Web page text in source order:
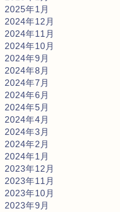
2025年1月
2024年12月
2024年11月
2024年10月
2024年9月
2024年8月
2024年7月
2024年6月
2024年5月
2024年4月
2024年3月
2024年2月
2024年1月
2023年12月
2023年11月
2023年10月
2023年9月